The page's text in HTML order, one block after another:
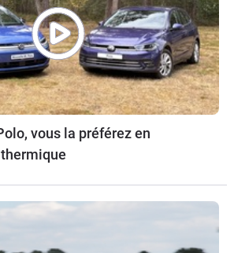
vous la préférez en